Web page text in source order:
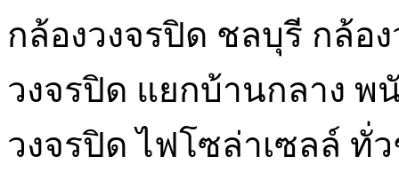
กล้องวงจรปิด ชลบุรี กล้อ
วงจรปิด แยกบ้านกลาง
วงจรปิด ไฟโซล่าเซลล์ ทั่